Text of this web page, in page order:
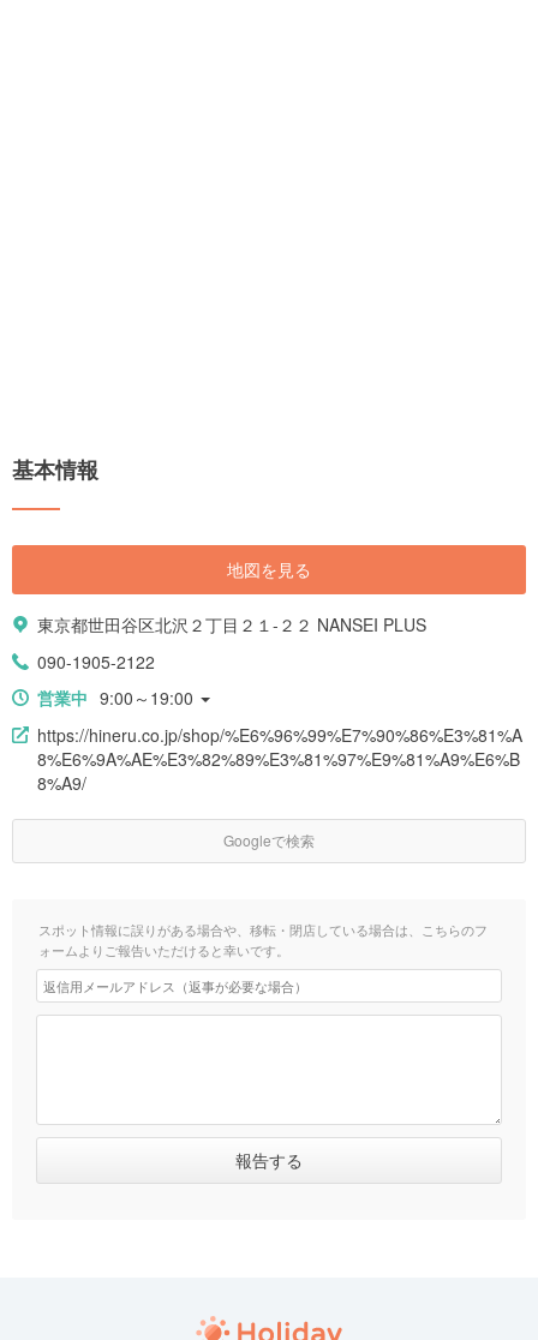
基本情報
地図を見る
東京都世田谷区北沢２丁目２１-２２ NANSEI PLUS
090-1905-2122
営業中 9:00～19:00
https://hineru.co.jp/shop/%E6%96%99%E7%90%86%E3%81%A
8%E6%9A%AE%E3%82%89%E3%81%97%E9%81%A9%E6%B
8%A9/
Googleで検索
スポット情報に誤りがある場合や、移転・閉店している場合は、こちらのフ
ォームよりご報告いただけると幸いです。